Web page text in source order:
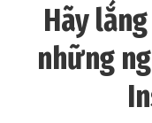
Hãy
những